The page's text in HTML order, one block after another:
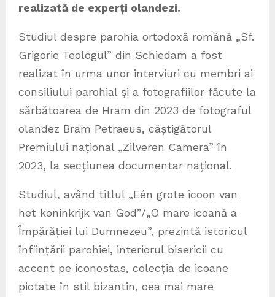
realizată de experți olandezi.
Studiul despre parohia ortodoxă română „Sf.
Grigorie Teologul” din Schiedam a fost
realizat în urma unor interviuri cu membri ai
consiliului parohial şi a fotografiilor făcute la
sărbătoarea de Hram din 2023 de fotograful
olandez Bram Petraeus, câștigătorul
Premiului național „Zilveren Camera” în
2023, la secțiunea documentar național.
Studiul, având titlul „Eén grote icoon van
het koninkrijk van God”/„O mare icoană a
Împărăției lui Dumnezeu”, prezintă istoricul
înființării parohiei, interiorul bisericii cu
accent pe iconostas, colecția de icoane
pictate în stil bizantin, cea mai mare